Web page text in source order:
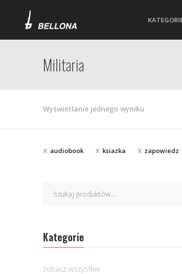
Militaria
Wyświetlanie jednego wyniku
audiobook ksiazka zapowiedz
Kategorie
zobacz wszystkie